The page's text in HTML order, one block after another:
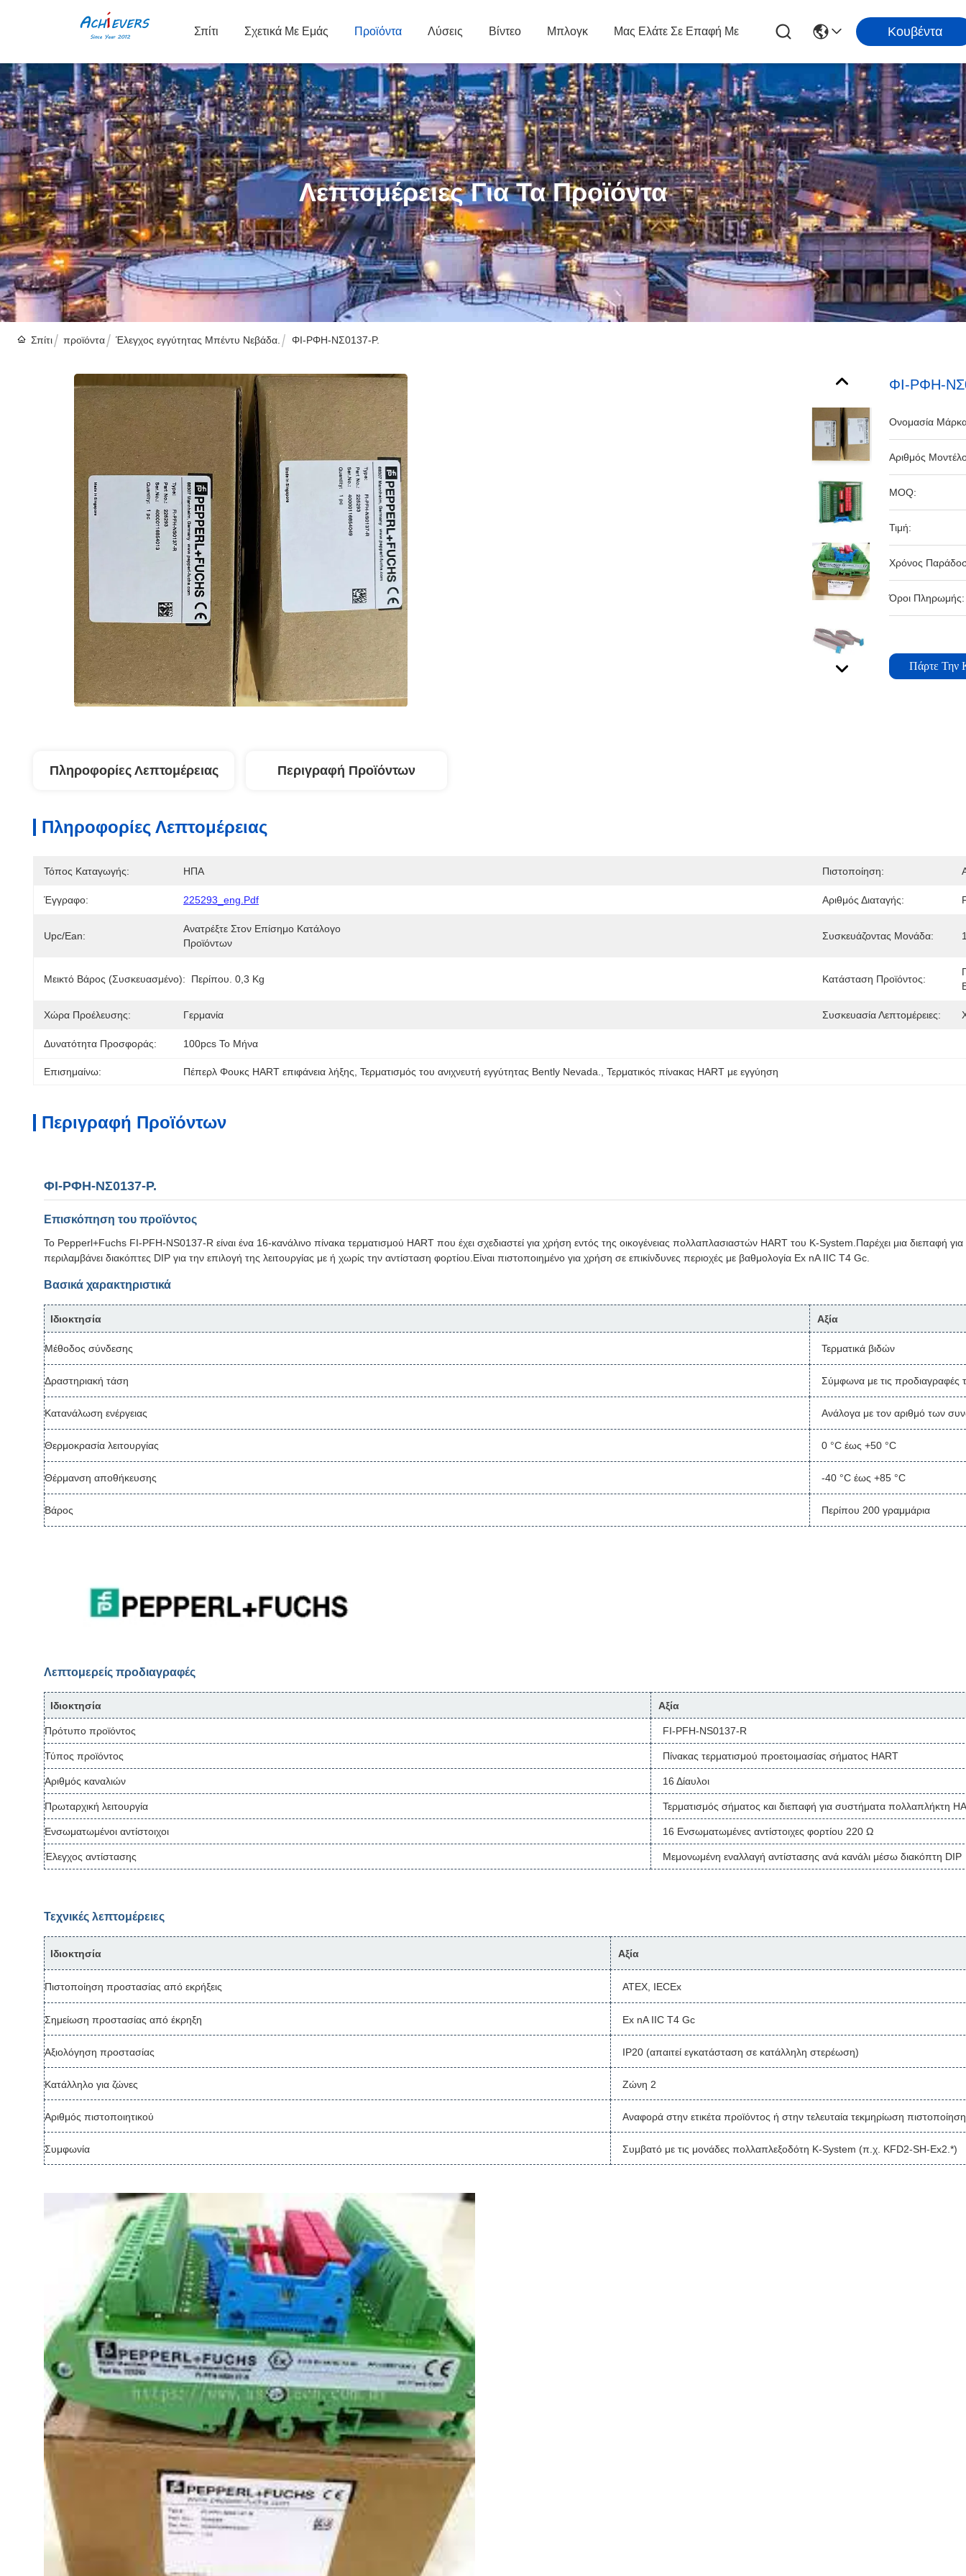
Σπίτι Σχετικά Με Εμάς Προϊόντα Λύσεις Βίντεο Μπλογκ Μας Ελάτε Σε Επαφή Με Κουβέντα
Λεπτομέρειες Για Τα Προϊόντα
Σπίτι προϊόντα Έλεγχος εγγύτητας Μπέντυ Νεβάδα. ΦΙ-ΡΦΗ-ΝΣ0137-Ρ.
ΦΙ-ΡΦΗ-
Ονομασία
Αριθμός
MOQ:
Τιμή:
Χρόνος
Όροι Πληρωμής:
Πάρτε Την
Πληροφορίες Λεπτομέρειας Περιγραφή Προϊόντων
Πληροφορίες Λεπτομέρειας
Τόπος Καταγωγής: ΗΠΑ Πιστοποίηση:
Έγγραφο: 225293_eng.pdf Αριθμός Διαταγής:
Upc/ean:
Ανατρέξτε Στον Επίσημο Κατάλογο
Προϊόντων
Συσκευάζοντας Μονάδα:
Μεικτό Βάρος (συσκευασμένο): Περίπου. 0,3 Kg Κατάσταση Προϊόντος:
Χώρα Προέλευσης: Γερμανία Συσκευασία Λεπτομέρειες:
Δυνατότητα Προσφοράς: 100pcs Το Μήνα
Επισημαίνω: Πέπερλ Φουκς HART επιφάνεια λήξης Τερματισμός του ανιχνευτή εγγύτητας Bently Nevada. Τερματικός πίνακας HART με εγγύηση
Περιγραφή Προϊόντων
ΦΙ-ΡΦΗ-ΝΣ0137-Ρ.
Επισκόπηση του προϊόντος
Το Pepperl+Fuchs FI-PFH-NS0137-R είναι ένα 16-κανάλινο πίνακα τερματισμού HART που έχει σχεδιαστεί για χρήση εντός της οικογένειας πολλαπλασιαστών HART του K-System.Παρέχει μια
περιλαμβάνει διακόπτες DIP για την επιλογή της λειτουργίας με ή χωρίς την αντίσταση φορτίου.Είναι πιστοποιημένο για χρήση σε επικίνδυνες περιοχές με βαθμολογία Ex nA IIC T4 Gc.
Βασικά χαρακτηριστικά
Ιδιοκτησία Αξία
Μέθοδος σύνδεσης Τερματικά βιδών
Δραστηριακή τάση Σύμφωνα με τις
Κατανάλωση ενέργειας Ανάλογα με τον αριθμό των
Θερμοκρασία λειτουργίας 0 °C έως +50 °C
Θέρμανση αποθήκευσης -40 °C έως +85 °C
Βάρος Περίπου 200 γραμμάρια
Λεπτομερείς προδιαγραφές
Ιδιοκτησία Αξία
Πρότυπο προϊόντος FI-PFH-NS0137-R
Τύπος προϊόντος Πίνακας τερματισμού προετοιμασίας σήματος HART
Αριθμός καναλιών 16 Δίαυλοι
Πρωταρχική λειτουργία Τερματισμός σήματος και διεπαφή για συστήματα πολλαπλήκτη
Ενσωματωμένοι αντίστοιχοι 16 Ενσωματωμένες αντίστοιχες φορτίου 220 Ω
Έλεγχος αντίστασης Μεμονωμένη εναλλαγή αντίστασης ανά κανάλι μέσω διακόπτη DIP
Τεχνικές λεπτομέρειες
Ιδιοκτησία Αξία
Πιστοποίηση προστασίας από εκρήξεις ATEX, IECEx
Σημείωση προστασίας από έκρηξη Ex nA IIC T4 Gc
Αξιολόγηση προστασίας IP20 (απαιτεί εγκατάσταση σε κατάλληλη στερέωση)
Κατάλληλο για ζώνες Ζώνη 2
Αριθμός πιστοποιητικού Αναφορά στην ετικέτα προϊόντος ή στην τελευταία τεκμηρίωση
Συμφωνία Συμβατό με τις μονάδες πολλαπλεξοδότη K-System (π.χ. KFD2-SH-Ex2.*)